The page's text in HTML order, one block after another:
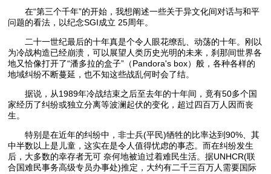
在“第三个千年”的开始，我想阐述一些关于异文化间对话与和平
问题的看法，以纪念SGI成立 25周年。
二十一世纪最后的十年真是个令人眼花缭乱、动荡的十年。刚以
为冷战构造已经崩溃，可以展望人类历史光明的未来，刹那间世界各
地又恰像打开了“潘多拉的盒子”（Pandora's box）般，各种各样的
地域纠纷不断蔓延，也不知这些战乱何时会了结。
据说，从1989年冷战结束之后至去年的十年间，竟有50多个国
家经历了纠纷或独立分离等波澜起伏的变化，超过四百万人因而丧
生。
特别是在近年的纠纷中，非士兵(平民)牺牲的比率达到90%、其
中半数以上是儿童，这实在是令人值得忧虑的事态。而在纠纷发生
后，大多数的幸存者无可 奈何地被迫过着难民生活。据UNHCR(联
合国难民事务高级专员办事处)推定，大约有二千三百万人需要国际